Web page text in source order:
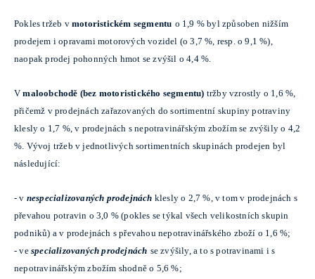
Pokles tržeb v motoristickém segmentu o 1,9 % byl způsoben nižším
prodejem i opravami motorových vozidel (o 3,7 %, resp. o 9,1 %),
naopak prodej pohonných hmot se zvýšil o 4,4 %.
Vmaloobchodě (bez motoristického segmentu) tržby vzrostly o 1,6 %,
přičemž v prodejnách zařazovaných do sortimentní skupiny potraviny
klesly o 1,7 %, v prodejnách s nepotravinářským zbožím se zvýšily o 4,2
%. Vývoj tržeb v jednotlivých sortimentních skupinách prodejen byl
následující:
-v nespecializovaných prodejnách klesly o 2,7 %, v tom v prodejnách s
převahou potravin o 3,0 % (pokles se týkal všech velikostních skupin
podniků) a v prodejnách s převahou nepotravinářského zboží o 1,6 %;
-vespecializovaných prodejnách se zvýšily, a to s potravinami i s
nepotravinářským zbožím shodně o 5,6 %;